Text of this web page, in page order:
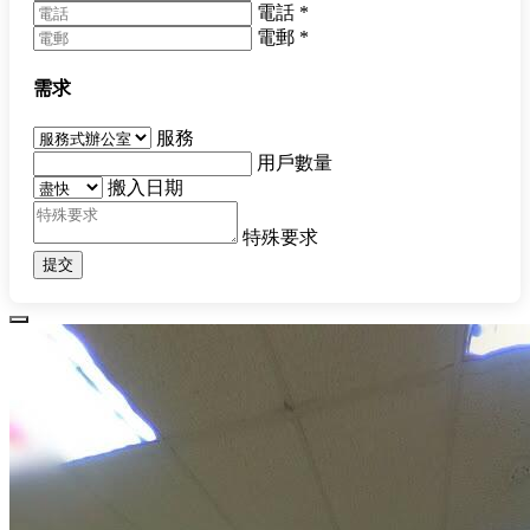
電話 *
電郵 *
需求
服務
用戶數量
搬入日期
特殊要求
提交